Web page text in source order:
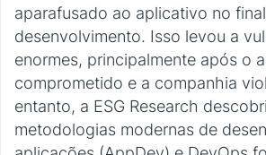
aparafusado ao aplicativo no
desenvolvimento. Isso levou a
enormes, principalmente após o
comprometido e a companhia
entanto, a ESG Research
metodologias modernas de